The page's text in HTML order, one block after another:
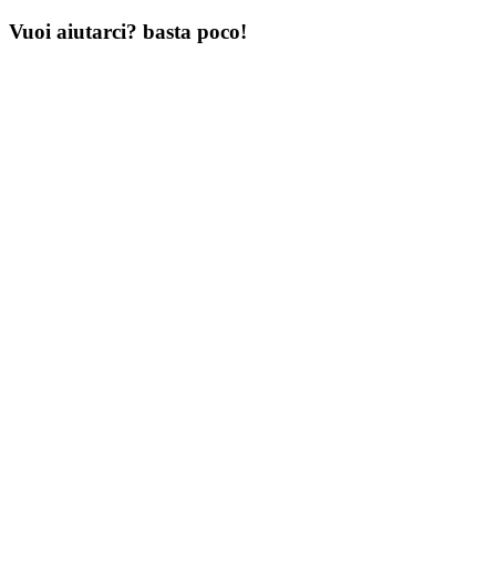
Vuoi aiutarci? basta poco!